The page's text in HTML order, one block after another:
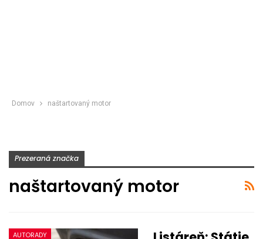
Domov naštartovaný motor
Prezeraná značka
naštartovaný motor
AUTORADY